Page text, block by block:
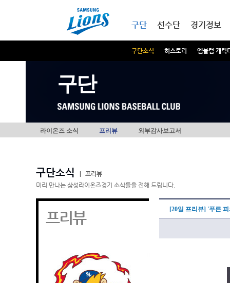
구단
구단소식 히스토리 엠블럼 캐릭
선수단 경기정보
구단
라이온즈 소식 프리뷰 외부감사보고서
구단소식
프리뷰
미리 만나는 삼성라이온즈경기 소식들을 전해 드립니다.
프리뷰 [20일 프리뷰] '푸른